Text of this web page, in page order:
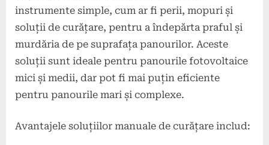
instrumente simple, cum ar fi perii, mopuri și
soluții de curățare, pentru a îndepărta praful și
murdăria de pe suprafața panourilor. Aceste
soluții sunt ideale pentru panourile fotovoltaice
mici și medii, dar pot fi mai puțin eficiente
pentru panourile mari și complexe.
Avantajele soluțiilor manuale de curățare includ: